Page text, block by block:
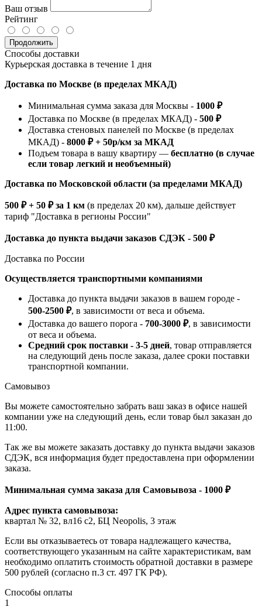
Ваш отзыв
Рейтинг
Продолжить
Способы доставки
Курьерская доставка в течение 1 дня
Доставка по Москве (в пределах МКАД)
Минимальная сумма заказа для Москвы - 1000 ₽
Доставка по Москве (в пределах МКАД) - 500 ₽
Доставка стеновых панелей по Москве (в пределах
МКАД) - 8000 ₽ + 50р/км за МКАД
Подъем товара в вашу квартиру — бесплатно (в случае
если товар легкий и необъемный)
Доставка по Московской области (за пределами МКАД)
500 ₽ + 50 ₽ за 1 км (в пределах 20 км), дальше действует
тариф "Доставка в регионы России"
Доставка до пункта выдачи заказов СДЭК - 500 ₽
Доставка по России
Осуществляется транспортными компаниями
Доставка до пункта выдачи заказов в вашем городе -
500-2500 ₽, в зависимости от веса и объема.
Доставка до вашего порога - 700-3000 ₽, в зависимости
от веса и объема.
Средний срок поставки - 3-5 дней, товар отправляется
на следующий день после заказа, далее сроки поставки
транспортной компании.
Самовывоз
Вы можете самостоятельно забрать ваш заказ в офисе нашей
компании уже на следующий день, если товар был заказан до
11:00.
Так же вы можете заказать доставку до пункта выдачи заказов
СДЭК, вся информация будет предоставлена при оформлении
заказа.
Минимальная сумма заказа для Самовывоза - 1000 ₽
Адрес пункта самовывоза:
квартал № 32, вл16 с2, БЦ Neopolis, 3 этаж
Если вы отказываетесь от товара надлежащего качества,
соответствующего указанным на сайте характеристикам, вам
необходимо оплатить стоимость обратной доставки в размере
500 рублей (согласно п.3 ст. 497 ГК РФ).
Способы оплаты
1